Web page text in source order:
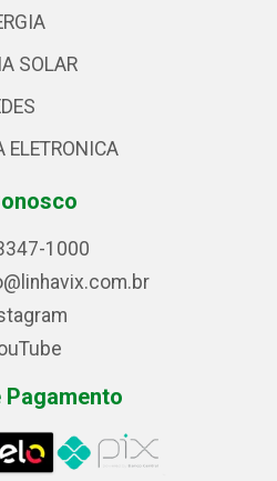
SOLAR
ELETRONICA
1000
Pagamento